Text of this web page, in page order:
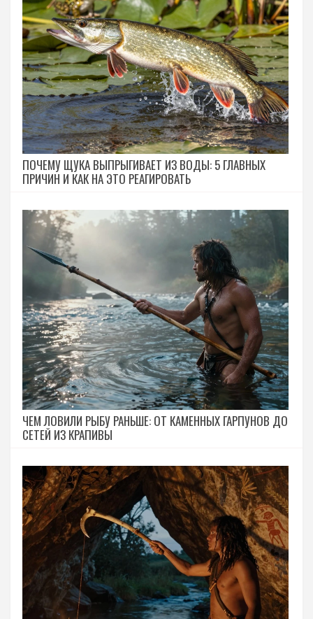
ПОЧЕМУ ЩУКА ВЫПРЫГИВАЕТ ИЗ ВОДЫ: 5 ГЛАВНЫХ
ПРИЧИН И КАК НА ЭТО РЕАГИРОВАТЬ
ЧЕМ ЛОВИЛИ РЫБУ РАНЬШЕ: ОТ КАМЕННЫХ ГАРПУНОВ ДО
СЕТЕЙ ИЗ КРАПИВЫ